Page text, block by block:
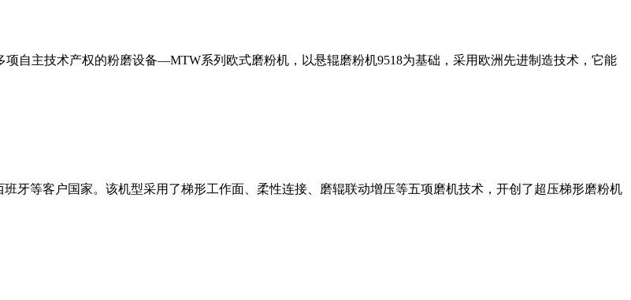
自主技术产权的粉磨设备—MTW系列欧式磨粉机，以悬辊磨粉机9518为基础，采用欧洲先进制造技术，它能
牙等客户国家。该机型采用了梯形工作面、柔性连接、磨辊联动增压等五项磨机技术，开创了超压梯形磨粉机